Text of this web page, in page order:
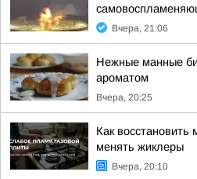
Вчера, 21:06
Нежные манные
ароматом
Вчера, 20:25
Как восстановить
менять жиклеры
Вчера, 20:10